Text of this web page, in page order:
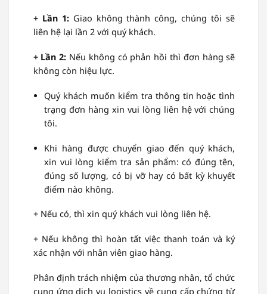
+ Lần 1:Giao không thành công, chúng tôi sẽ
liên hệ lại lần 2 với quý khách.
+ Lần 2: Nếu không có phản hồi thì đơn hàng sẽ
không còn hiệu lực.
Quý khách muốn kiểm tra thông tin hoặc tình
trạng đơn hàng xin vui lòng liên hệ với chúng
tôi.
Khi hàng được chuyển giao đến quý khách,
xin vui lòng kiểm tra sản phẩm: có đúng tên,
đúng số lượng, có bị vỡ hay có bất kỳ khuyết
điểm nào không.
+ Nếu có, thì xin quý khách vui lòng liên hệ.
+ Nếu không thì hoàn tất việc thanh toán và ký
xác nhận với nhân viên giao hàng.
Phân định trách nhiệm của thương nhân, tổ chức
cung ứng dịch vụ logistics về cung cấp chứng từ